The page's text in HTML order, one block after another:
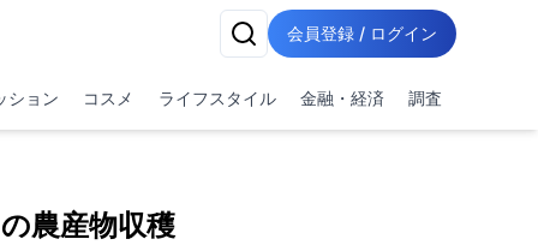
会員登録 / ログイン
ション コスメ ライフスタイル 金融・経済 調査
農産物収穫